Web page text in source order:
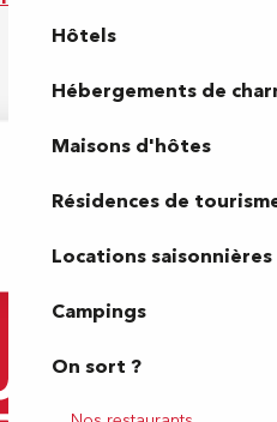
Hôtels
Hébergements de
Maisons d'hôtes
Résidences de
Locations saisonnières
Campings
On sort ?
Brochures